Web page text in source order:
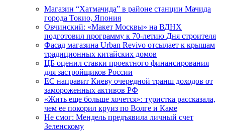
Магазин “Хатмачида” в районе станции Мачида
города Токио, Япония
Овчинский: «Макет Москвы» на ВДНХ
подготовил программу к 70-летию Дня строителя
Фасад магазина Urban Revivo отсылает к крышам
традиционных китайских домов
ЦБ оценил ставки проектного финансирования
для застройщиков России
ЕС направит Киеву очередной транш доходов от
замороженных активов РФ
«Жить еще больше хочется»: туристка рассказала,
чем ее покорил круиз по Волге и Каме
Не смог: Мендель предъявила личный счет
Зеленскому